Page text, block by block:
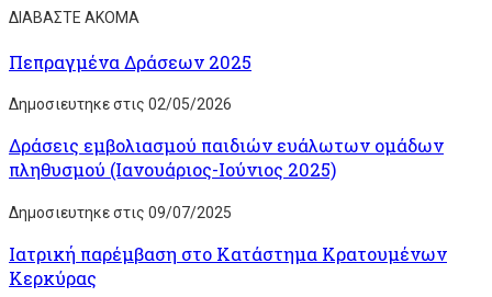
ΔΙΑΒΑΣΤΕ ΑΚΟΜΑ
Πεπραγμένα Δράσεων 2025
Δημοσιευτηκε στις 02/05/2026
Δράσεις εμβολιασμού παιδιών ευάλωτων ομάδων
πληθυσμού (Ιανουάριος-Ιούνιος 2025)
Δημοσιευτηκε στις 09/07/2025
Ιατρική παρέμβαση στο Κατάστημα Κρατουμένων
Κερκύρας